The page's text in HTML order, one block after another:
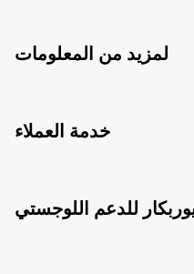
لمزيد من المعلومات
خدمة العملاء
للدعم اللوجستي